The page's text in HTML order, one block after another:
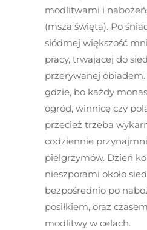
modlitwami i
(msza święta). Po
siódmej większość
pracy, trwającej do
przerywanej
gdzie, bo każdy
ogród, winnicę czy
przecież trzeba
codziennie
pielgrzymów. Dzień
nieszporami około
bezpośrednio po
posiłkiem, oraz
modlitwy w celach.